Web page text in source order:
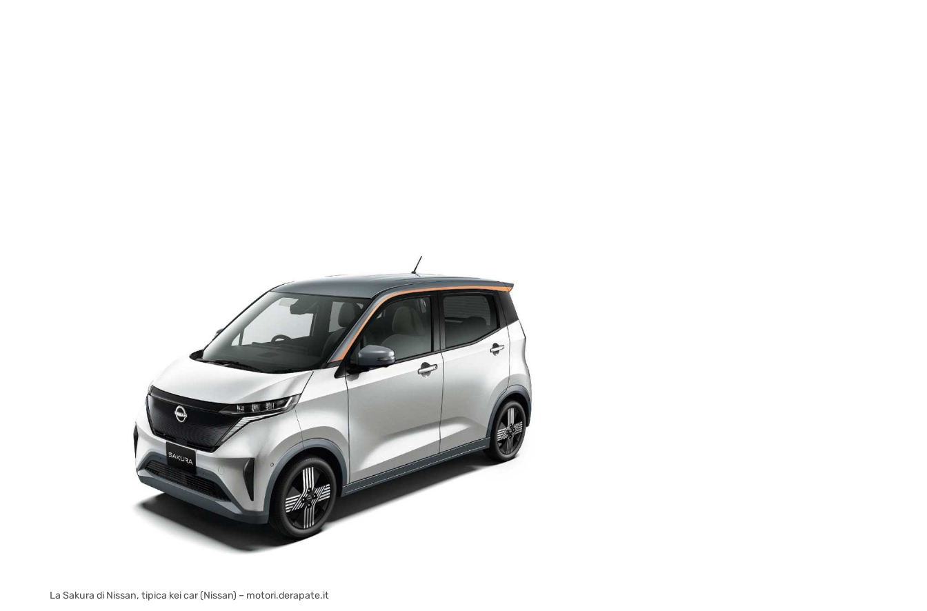
La Sakura di Nissan, tipica kei car (Nissan) – motori.derapate.it